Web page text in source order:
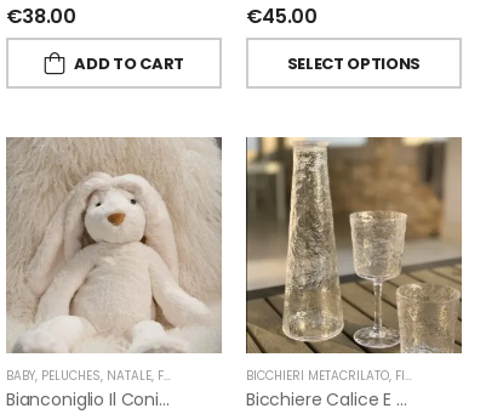
€38.00
ADD TO CART
€45.00
SELECT OPTIONS
A BASTONCINI,CHIARA FIRENZE
BABY, PELUCHES, NATALE, FIORIRA' UN GIARDINO
Bianconiglio Il Coniglio Dalle Lunghe Orecchie H50 Cm Di Fiorirà Un Giardino
BICCHIERI METACRILATO, FIORIRA' UN GIARDINO
Bicchiere Calice E Bottiglia Metacrilati Effetto Martellato Trasparente Di Fiorirà Un Giardino